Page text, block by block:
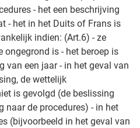
- het een beschrijving
- het in het Duits of Frans is
indien: (Art.6) - ze
ongegrond is - het beroep is
van een jaar - in het geval van
de wettelijk
is gevolgd (de beslissing
naar de procedures) - in het
(bijvoorbeeld in het geval van